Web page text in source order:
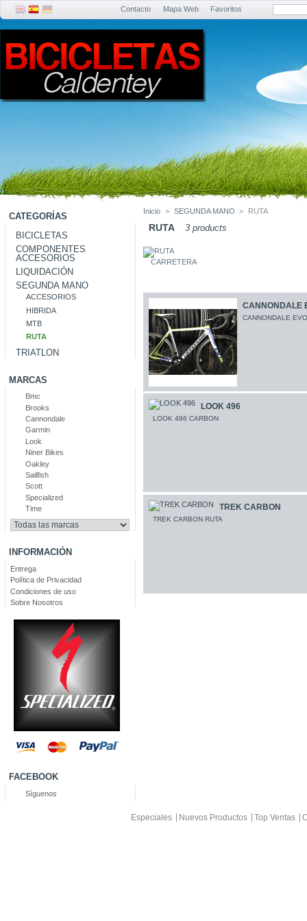
Contacto Mapa Web Favoritos
CATEGORÍAS
BICICLETAS
COMPONENTES
ACCESORIOS
LIQUIDACIÓN
SEGUNDA MANO
ACCESORIOS
HIBRIDA
MTB
RUTA
TRIATLON
MARCAS
Bmc
Brooks
Cannondale
Garmin
Look
Niner Bikes
Oakley
Sailfish
Scott
Specialized
Time
INFORMACIÓN
Entrega
Política de Privacidad
Condiciones de uso
Sobre Nosotros
FACEBOOK
Síguenos
Inicio > SEGUNDA MANO > RUTA
RUTA 3 products
CARRETERA
CANNONDALE
CANNONDALE
LOOK 496
LOOK 496 CARBON
TREK CARBON
TREK CARBON RUTA
Especiales Nuevos Productos Top Ventas